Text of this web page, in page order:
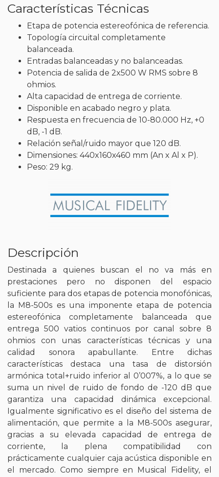
Características Técnicas
Etapa de potencia estereofónica de referencia.
Topología circuital completamente
balanceada.
Entradas balanceadas y no balanceadas.
Potencia de salida de 2x500 W RMS sobre 8
ohmios.
Alta capacidad de entrega de corriente.
Disponible en acabado negro y plata.
Respuesta en frecuencia de 10-80.000 Hz, +0
dB, -1 dB.
Relación señal/ruido mayor que 120 dB.
Dimensiones: 440x160x460 mm (An x Al x P).
Peso: 29 kg.
Descripción
Destinada a quienes buscan el no va más en
prestaciones pero no disponen del espacio
suficiente para dos etapas de potencia monofónicas,
la M8-500s es una imponente etapa de potencia
estereofónica completamente balanceada que
entrega 500 vatios continuos por canal sobre 8
ohmios con unas características técnicas y una
calidad sonora apabullante. Entre dichas
características destaca una tasa de distorsión
armónica total+ruido inferior al 0’007%, a lo que se
suma un nivel de ruido de fondo de -120 dB que
garantiza una capacidad dinámica excepcional.
Igualmente significativo es el diseño del sistema de
alimentación, que permite a la M8-500s asegurar,
gracias a su elevada capacidad de entrega de
corriente, la plena compatibilidad con
prácticamente cualquier caja acústica disponible en
el mercado. Como siempre en Musical Fidelity, el